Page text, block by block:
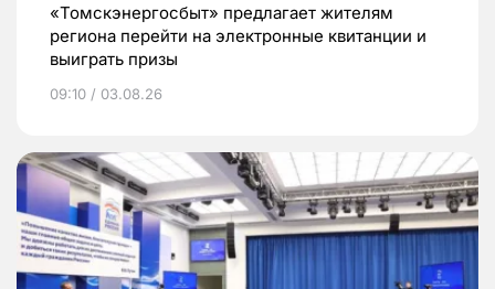
«Томскэнергосбыт» предлагает жителям
региона перейти на электронные квитанции и
выиграть призы
09:10 / 03.08.26